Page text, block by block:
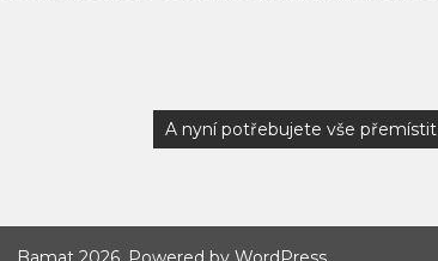
A nyní potřebujete vše přemístit